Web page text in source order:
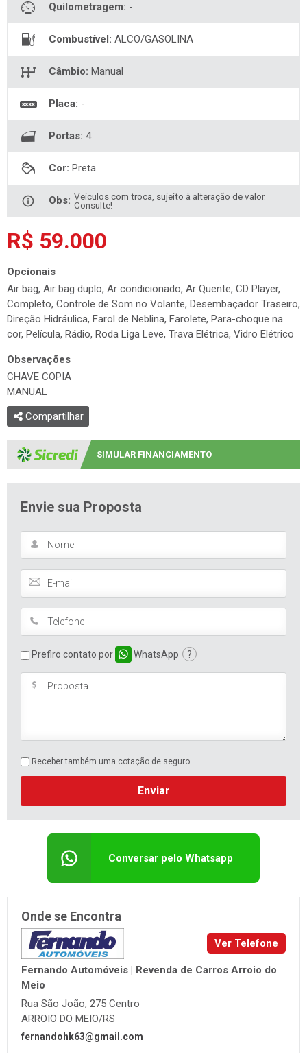
Quilometragem: -
Combustível: ALCO/GASOLINA
Câmbio: Manual
Placa: -
Portas: 4
Cor: Preta
Obs: Veículos com troca, sujeito à alteração de valor.
Consulte!
R$ 59.000
Opcionais
Air bag, Air bag duplo, Ar condicionado, Ar Quente, CD Player,
Completo, Controle de Som no Volante, Desembaçador Traseiro,
Direção Hidráulica, Farol de Neblina, Farolete, Para-choque na
cor, Película, Rádio, Roda Liga Leve, Trava Elétrica, Vidro Elétrico
Observações
CHAVE COPIA
MANUAL
Compartilhar
SIMULAR FINANCIAMENTO
Envie sua Proposta
Prefiro contato por WhatsApp ?
Receber também uma cotação de seguro
Enviar
Conversar pelo Whatsapp
Onde se Encontra
Ver Telefone
Fernando Automóveis | Revenda de Carros Arroio do
Meio
Rua São João, 275 Centro
ARROIO DO MEIO/RS
fernandohk63@gmail.com